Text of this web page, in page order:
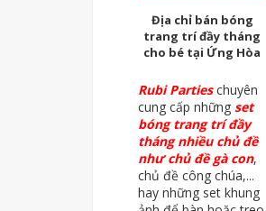
Địa chỉ bán bóng
trang trí đầy tháng
cho bé tại Ứng Hòa
Rubi Partieschuyên
cung cấp những set
bóng trang trí đầy
tháng nhiều chủ đề
như chủ đề gà con,
chủ đề công chúa,...
hay những set khung